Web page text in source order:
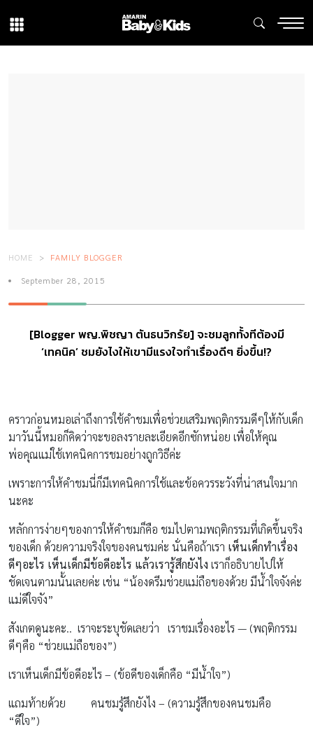
HOME FAMILY BLOGGER
September 28, 2015
[Blogger พญ.พิชญา ตันธนวิกรัย] จะชมลูกทั้งทีต้องมี
‘เทคนิค’ ชมยังไงให้เขามีแรงใจทำเรื่องดีๆ ยิ่งขึ้น!?
คราวก่อนหมอเล่าถึงการใช้คำชมเพื่อช่วยเสริมพฤติกรรมดีๆให้กับเด็ก
มาวันนี้หมอก็คิดว่าจะขอลงรายละเอียดอีกซักหน่อย เพื่อให้คุณ
พ่อคุณแม่ใช้เทคนิคการชมอย่างถูกวิธีค่ะ
เพราะการให้คำชมนี่ก็มีเทคนิคการใช้และข้อควรระวังที่น่าสนใจมาก
นะคะ
หลักการง่ายๆของการให้คำชมก็คือ ชมไปตามพฤติกรรมที่เกิดขึ้นจริง
ของเด็ก ด้วยความจริงใจของคนชมค่ะ นั่นคือถ้าเรา เห็นเด็กทำเรื่อง
ดีๆอะไร เห็นเด็กมีข้อดีอะไร แล้วเรารู้สึกยังไง เราก็อธิบายไปให้
ชัดเจนตามนั้นเลยค่ะ เช่น “น้องดรีมช่วยแม่ถือของด้วย มีน้ำใจจังค่ะ
แม่ดีใจจัง”
สังเกตดูนะคะ.. เราจะระบุชัดเลยว่า เราชมเรื่องอะไร — (พฤติกรรม
ดีๆคือ “ช่วยแม่ถือของ”)
เราเห็นเด็กมีข้อดีอะไร – (ข้อดีของเด็กคือ “มีน้ำใจ”)
แถมท้ายด้วย คนชมรู้สึกยังไง – (ความรู้สึกของคนชมคือ
“ดีใจ”)